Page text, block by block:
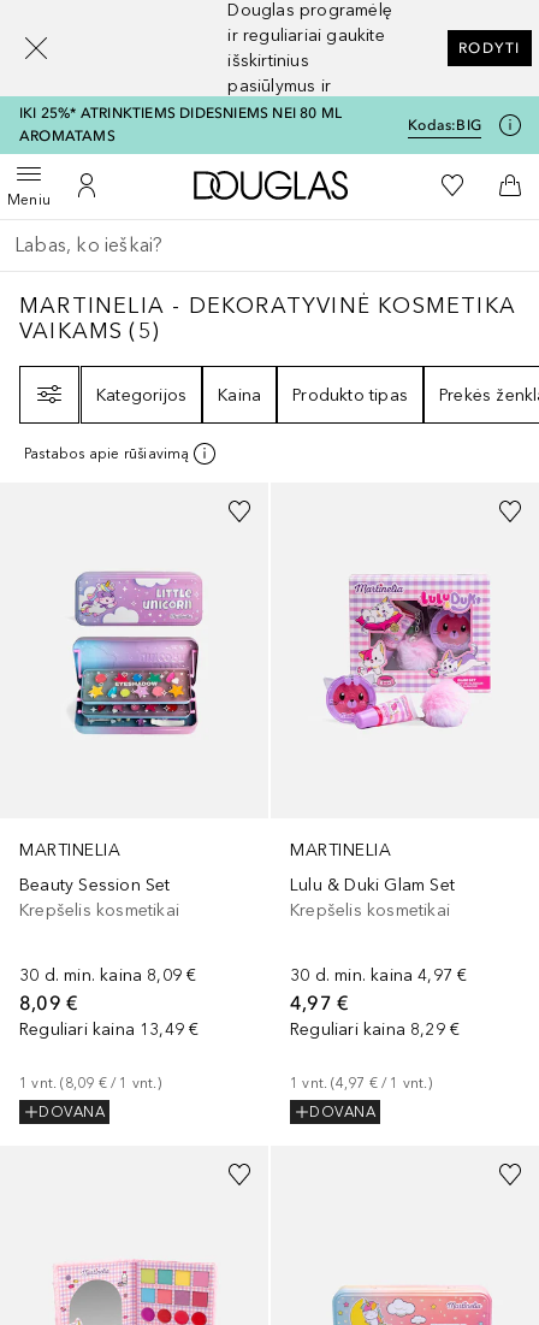
Douglas programėlę
ir reguliariai gaukite
išskirtinius
pasiūlymus ir
nuolaidas
RODYTI
IKI 25%* ATRINKTIEMS DIDESNIEMS NEI 80 ML
AROMATAMS
Kodas:BIG
MeniuAtidaryti meniuĮ mano paskyrą
Į Douglas pagrindinį
Į mano
Į
Grįžk atgal
Vykdykite paiešką
MARTINELIA - DEKORATYVINĖ
MARTINELIA - DEKORATYVINĖ KOSMETIKA
VAIKAMS (5)
Kategorijos
Kaina Produkto tipas Prekės
Pastabos apie rūšiavimą
MARTINELIA
Beauty Session Set
Krepšelis kosmetikai
30 d. min. kaina 8,09 €
8,09 €
Reguliari kaina 13,49 €
1 vnt. (8,09 € / 1 vnt.)
DOVANA
MARTINELIA
Lulu & Duki Glam Set
Krepšelis kosmetikai
30 d. min. kaina 4,97 €
4,97 €
Reguliari kaina 8,29 €
1 vnt. (4,97 € / 1 vnt.)
DOVANA
[navigation.slideout.screenreader]